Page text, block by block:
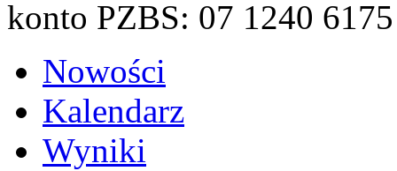
konto PZBS: 07 1240
Nowości
Kalendarz
Wyniki